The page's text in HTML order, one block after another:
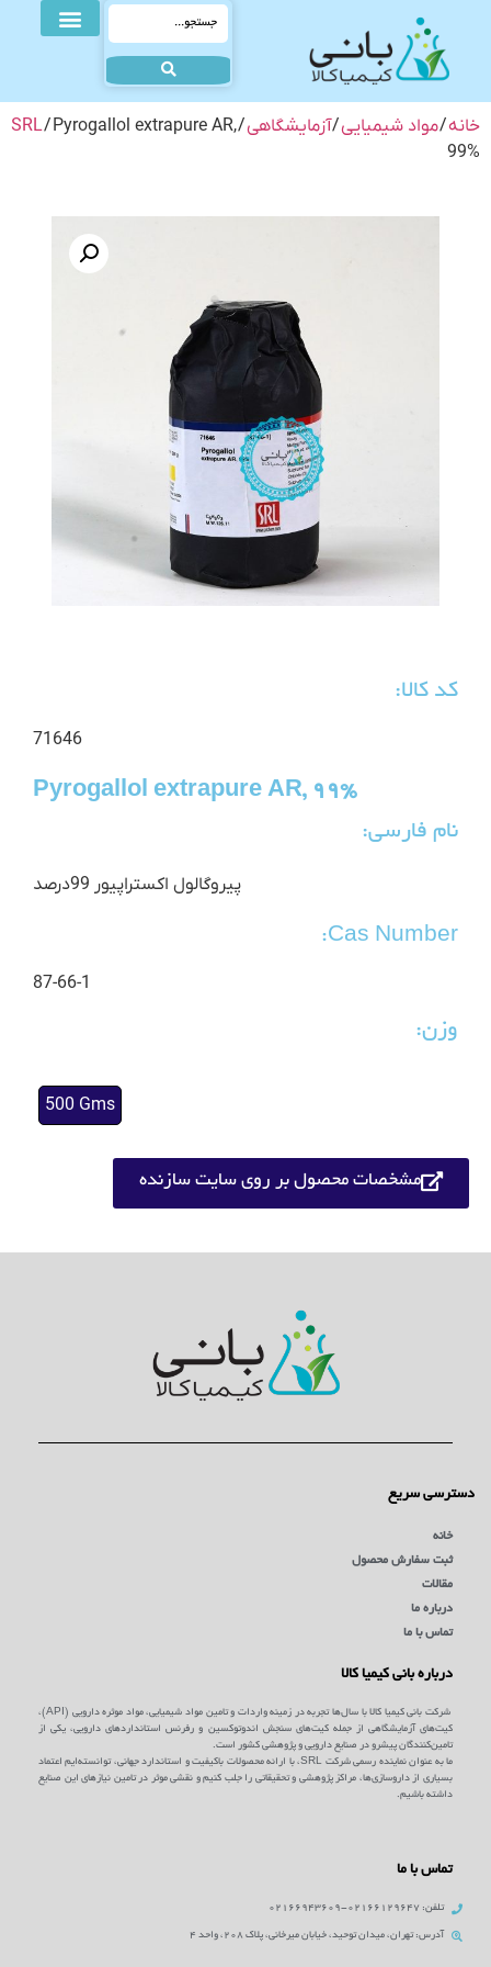
خانه/مواد شیمیایی/آزمایشگاهی/
SRL/ Pyrogallol extrapure AR,
99%
کد کالا:
71646
Pyrogallol extrapure AR, 99%
نام فارسی:
پیروگالول اکستراپیور 99درصد
Cas Number:
87-66-1
وزن:
500 Gms
مشخصات محصول بر روی سایت سازنده
دسترسی سریع
خانه
ثبت سفارش محصول
مقالات
درباره ما
تماس با ما
درباره بانی کیمیا کالا
شرکت بانی کیمیا کالا با سال‌ها تجربه در زمینه واردات و تامین مواد شیمیایی، مواد موثره دارویی (API)،
کیت‌های آزمایشگاهی از جمله کیت‌های سنجش اندوتوکسین و رفرنس استانداردهای دارویی، یکی از
تامین‌کنندگان پیشرو در صنایع دارویی و پژوهشی کشور است.
ما به عنوان نماینده رسمی شرکت SRL، با ارائه محصولات باکیفیت و استاندارد جهانی، توانسته‌ایم اعتماد
بسیاری از داروسازی‌ها، مراکز پژوهشی و تحقیقاتی را جلب کنیم و نقشی موثر در تامین نیازهای این صنایع
داشته باشیم.
تماس با ما
تلفن: 02166129647-02166943609
آدرس: تهران، میدان توحید، خیابان میرخانی، پلاک 208، واحد 4